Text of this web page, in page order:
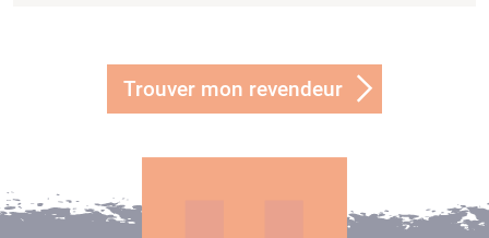
Trouver mon revendeur